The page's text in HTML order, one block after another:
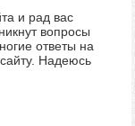
и рад вас
вопросы
ответы на
Надеюсь